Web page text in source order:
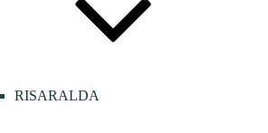
RISARALDA